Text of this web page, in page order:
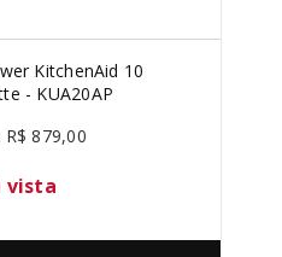
KitchenAid 10
- KUA20AP
R$ 879,00
vista